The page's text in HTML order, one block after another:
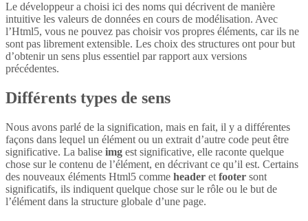
Le développeur a choisi ici des noms qui décrivent de manière
intuitive les valeurs de données en cours de modélisation. Avec
l’Html5, vous ne pouvez pas choisir vos propres éléments, car ils ne
sont pas librement extensible. Les choix des structures ont pour but
d’obtenir un sens plus essentiel par rapport aux versions
précédentes.
Différents types de sens
Nous avons parlé de la signification, mais en fait, il y a différentes
façons dans lequel un élément ou un extrait d’autre code peut être
significative. La balise img est significative, elle raconte quelque
chose sur le contenu de l’élément, en décrivant ce qu’il est. Certains
des nouveaux éléments Html5 comme header et footer sont
significatifs, ils indiquent quelque chose sur le rôle ou le but de
l’élément dans la structure globale d’une page.